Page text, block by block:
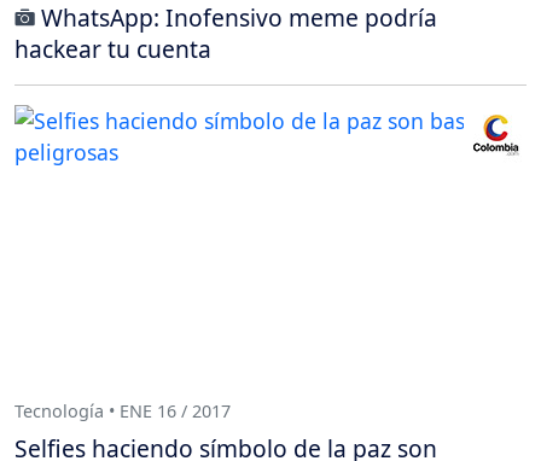
WhatsApp: Inofensivo meme podría
hackear tu cuenta
Tecnología • ENE 16 / 2017
Selfies haciendo símbolo de la paz son